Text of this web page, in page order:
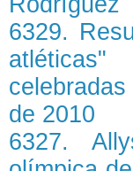
6329.
de 2010
6327.